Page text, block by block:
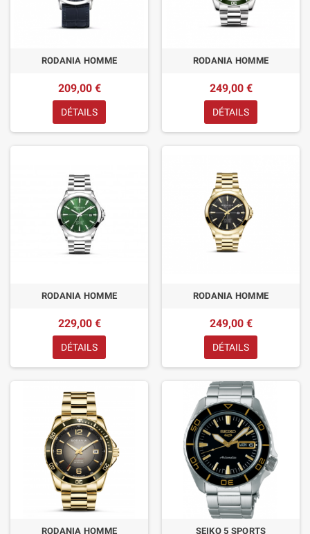
RODANIA HOMME
209,00 €
DÉTAILS
RODANIA HOMME
249,00 €
DÉTAILS
RODANIA HOMME
229,00 €
DÉTAILS
RODANIA HOMME
249,00 €
DÉTAILS
RODANIA HOMME SEIKO 5 SPORTS